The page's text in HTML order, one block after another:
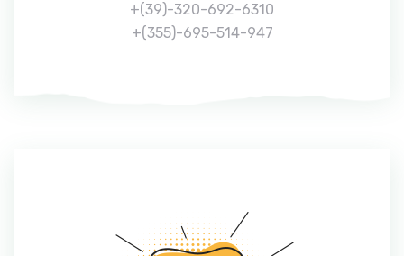
+(39)-320-692-6310
+(355)-695-514-947